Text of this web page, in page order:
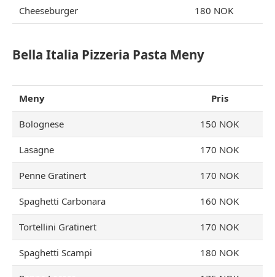
Cheeseburger 180 NOK
Bella Italia Pizzeria Pasta Meny
Meny Pris
Bolognese 150 NOK
Lasagne 170 NOK
Penne Gratinert 170 NOK
Spaghetti Carbonara 160 NOK
Tortellini Gratinert 170 NOK
Spaghetti Scampi 180 NOK